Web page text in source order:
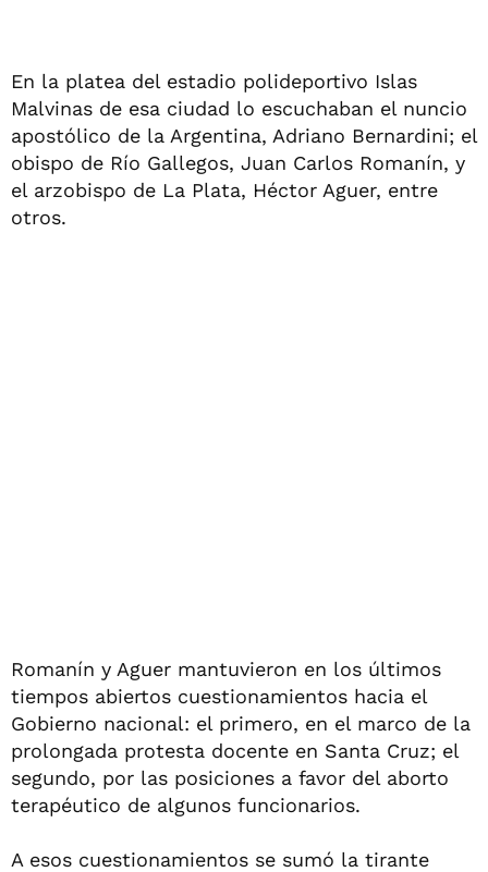
En la platea del estadio polideportivo Islas
Malvinas de esa ciudad lo escuchaban el nuncio
apostólico de la Argentina, Adriano Bernardini; el
obispo de Río Gallegos, Juan Carlos Romanín, y
el arzobispo de La Plata, Héctor Aguer, entre
otros.
Romanín y Aguer mantuvieron en los últimos
tiempos abiertos cuestionamientos hacia el
Gobierno nacional: el primero, en el marco de la
prolongada protesta docente en Santa Cruz; el
segundo, por las posiciones a favor del aborto
terapéutico de algunos funcionarios.
A esos cuestionamientos se sumó la tirante